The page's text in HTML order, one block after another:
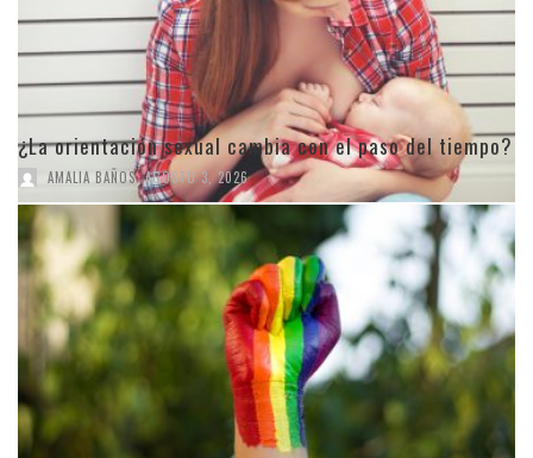
¿La orientación sexual cambia con el paso del tiempo?
AMALIA BAÑOS, AGOSTO 3, 2026